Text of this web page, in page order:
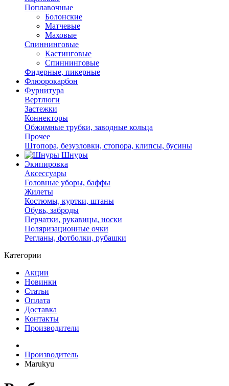
Поплавочные
Болонские
Матчевые
Маховые
Спиннинговые
Кастинговые
Спиннинговые
Фидерные, пикерные
Флюорокарбон
Фурнитура
Вертлюги
Застежки
Коннекторы
Обжимные трубки, заводные кольца
Прочее
Штопора, безузловки, стопора, клипсы, бусины
Шнуры
Экипировка
Аксессуары
Головные уборы, баффы
Жилеты
Костюмы, куртки, штаны
Обувь, заброды
Перчатки, рукавицы, носки
Поляризационные очки
Регланы, фотболки, рубашки
Категории
Акции
Новинки
Статьи
Оплата
Доставка
Контакты
Производители
Производитель
Marukyu